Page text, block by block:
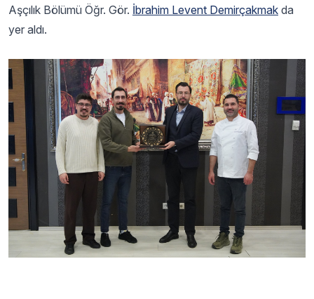
Aşçılık Bölümü Öğr. Gör. İbrahim Levent Demirçakmak da
yer aldı.